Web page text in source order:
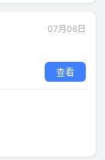
07月06日
查看